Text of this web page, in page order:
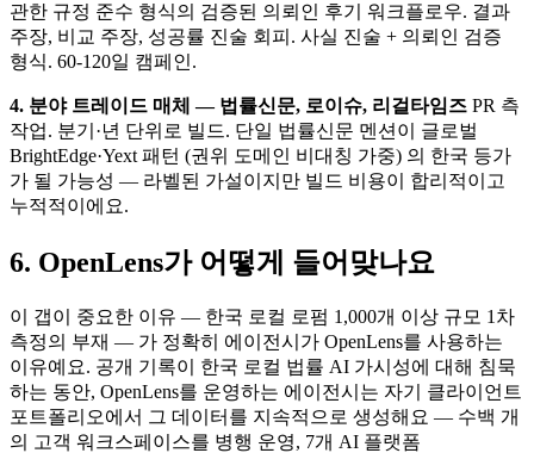
관한 규정 준수 형식의 검증된 의뢰인 후기 워크플로우. 결과
주장, 비교 주장, 성공률 진술 회피. 사실 진술 + 의뢰인 검증
형식. 60-120일 캠페인.
4. 분야 트레이드 매체 — 법률신문, 로이슈, 리걸타임즈 PR 측
작업. 분기·년 단위로 빌드. 단일 법률신문 멘션이 글로벌
BrightEdge·Yext 패턴 (권위 도메인 비대칭 가중) 의 한국 등가
가 될 가능성 — 라벨된 가설이지만 빌드 비용이 합리적이고
누적적이에요.
6. OpenLens가 어떻게 들어맞나요
이 갭이 중요한 이유 — 한국 로컬 로펌 1,000개 이상 규모 1차
측정의 부재 — 가 정확히 에이전시가 OpenLens를 사용하는
이유예요. 공개 기록이 한국 로컬 법률 AI 가시성에 대해 침묵
하는 동안, OpenLens를 운영하는 에이전시는 자기 클라이언트
포트폴리오에서 그 데이터를 지속적으로 생성해요 — 수백 개
의 고객 워크스페이스를 병행 운영, 7개 AI 플랫폼